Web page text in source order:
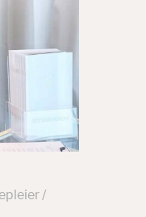
/